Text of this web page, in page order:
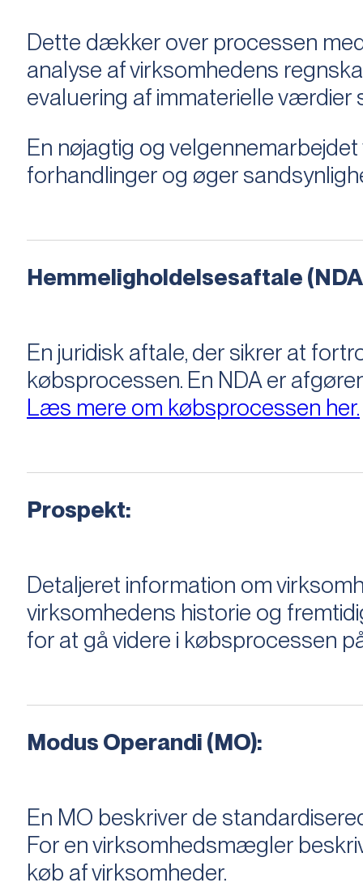
Dette dækker over processen
analyse af virksomhedens
evaluering af immaterielle
En nøjagtig og
forhandlinger og øger
Hemmeligholdelsesaftale
En juridisk aftale, der sikrer at
købsprocessen​​. En NDA er
Læs mere om købsprocessen her.
Prospekt:
Detaljeret information om
virksomhedens historie og
for at gå videre i købsprocessen
Modus Operandi (MO):
En MO beskriver de
For en virksomhedsmægler
køb af virksomheder.